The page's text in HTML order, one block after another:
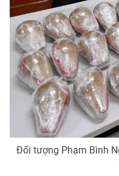
VTV Sức khoẻ
Thị trường 24h
VTV4
VTV9
Đối tượng Phạm Bình